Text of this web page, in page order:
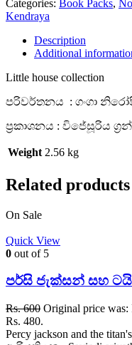
Categories: Book Packs,
Kendraya
Description
Additional
Little house collection
පරිවර්තනය : ගංගා
ප්‍රකාශනය : විජේසූරිය
Weight 2.56 kg
Related products
On Sale
Quick View
0 out of 5
පර්සි ජැක්සන් සහ
Rs.600 Original price was:
Rs. 480.
Percy jackson and the